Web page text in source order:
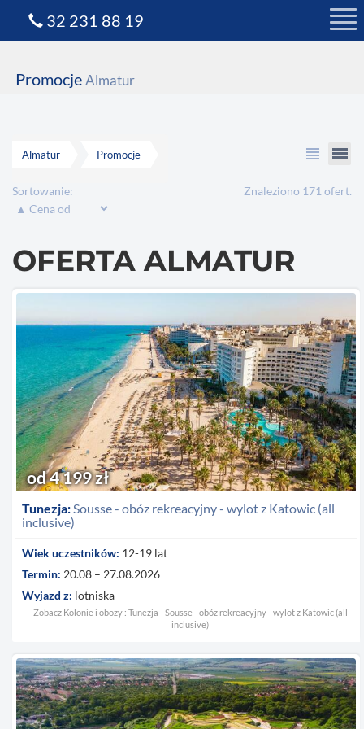
Promocje Almatur
Almatur Promocje view_headline view_comfy
Sortowanie: Znaleziono 171 ofert.
OFERTA ALMATUR
Tunezja:Sousse - obóz rekreacyjny - wylot z Katowic (all
inclusive)
od 4 199 zł
Wiek uczestników: 12-19 lat
Termin: 20.08 – 27.08.2026
Wyjazd z: lotniska
Zobacz Kolonie i obozy : Tunezja - Sousse - obóz rekreacyjny - wylot z Katowic (all
inclusive)
32 231 88 19